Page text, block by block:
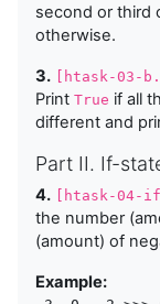
second or third
otherwise.
3. [htask-03-
Print True if all
different and
Part II. If-
4. [htask-04-
the number
(amount) of
Example: